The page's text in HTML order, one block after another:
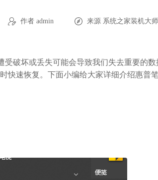
作者 admin 来源 系统之家装机大师
破坏或丢失可能会导致我们失去重要的数
快速恢复。下面小编给大家详细介绍惠普